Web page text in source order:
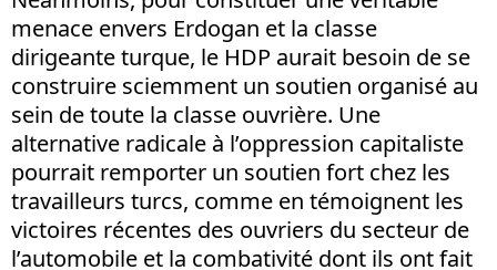
menace envers Erdogan et la classe
dirigeante turque, le HDP aurait besoin de se
construire sciemment un soutien organisé au
sein de toute la classe ouvrière. Une
alternative radicale à l’oppression capitaliste
pourrait remporter un soutien fort chez les
travailleurs turcs, comme en témoignent les
victoires récentes des ouvriers du secteur de
l’automobile et la combativité dont ils ont fait